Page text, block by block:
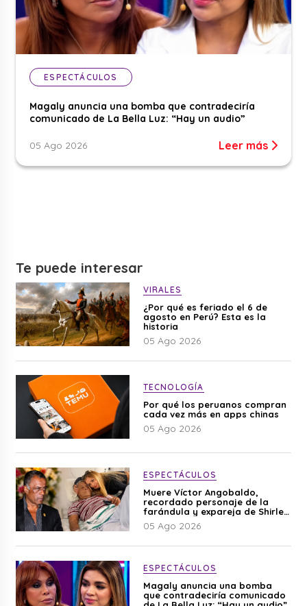
ESPECTÁCULOS
Magaly anuncia una bomba que contradeciría
comunicado de La Bella Luz: “Hay un audio”
05 Ago 2026 Leer más
Te puede interesar
VIRALES
¿Por qué es feriado el 6 de
agosto en Perú? Esta es la
historia
05 Ago 2026
TECNOLOGÍA
Por qué los peruanos compran
cada vez más en apps chinas
05 Ago 2026
ESPECTÁCULOS
Muere Víctor Angobaldo,
recordado personaje de la
farándula y expareja de Shirley
Cherres
05 Ago 2026
ESPECTÁCULOS
Magaly anuncia una bomba
que contradeciría comunicado